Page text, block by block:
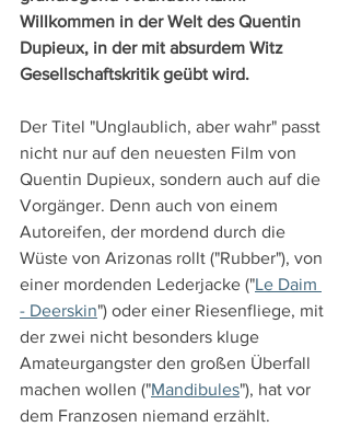
Willkommen in der Welt des Quentin
Dupieux, in der mit absurdem Witz
Gesellschaftskritik geübt wird.
Der Titel "Unglaublich, aber wahr" passt
nicht nur auf den neuesten Film von
Quentin Dupieux, sondern auch auf die
Vorgänger. Denn auch von einem
Autoreifen, der mordend durch die
Wüste von Arizonas rollt ("Rubber"), von
einer mordenden Lederjacke ("Le Daim
- Deerskin") oder einer Riesenfliege, mit
der zwei nicht besonders kluge
Amateurgangster den großen Überfall
machen wollen ("Mandibules"), hat vor
dem Franzosen niemand erzählt.